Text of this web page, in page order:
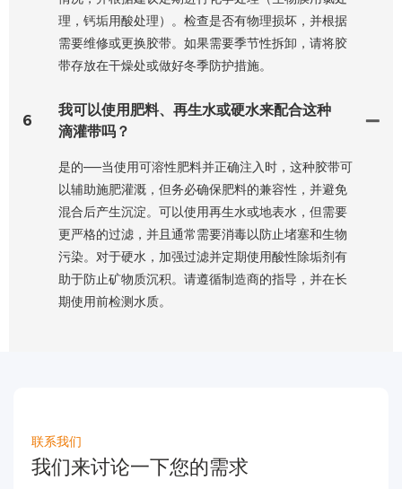
理，钙垢用酸处理）。检查是否有物理损坏，并根据
需要维修或更换胶带。如果需要季节性拆卸，请将胶
带存放在干燥处或做好冬季防护措施。
6
我可以使用肥料、再生水或硬水来配合这种
滴灌带吗？
是的——当使用可溶性肥料并正确注入时，这种胶带可
以辅助施肥灌溉，但务必确保肥料的兼容性，并避免
混合后产生沉淀。可以使用再生水或地表水，但需要
更严格的过滤，并且通常需要消毒以防止堵塞和生物
污染。对于硬水，加强过滤并定期使用酸性除垢剂有
助于防止矿物质沉积。请遵循制造商的指导，并在长
期使用前检测水质。
联系我们
我们来讨论一下您的需求